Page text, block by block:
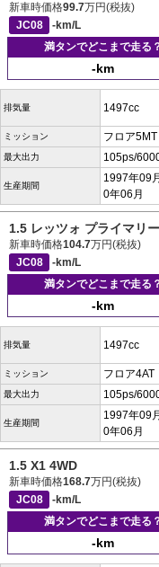
新車時価格99.7万円(税抜)
JC08
-km/L
満タンでどこまで走る
-km
排気量 1497cc
ミッション フロア5MT
最大出力 105ps/
生産期間
1997年09
0年06月
1.5 レッツォ プライマリー
新車時価格104.7万円(税抜)
JC08
-km/L
満タンでどこまで走る
-km
排気量 1497cc
ミッション フロア4AT
最大出力 105ps/
生産期間
1997年09
0年06月
1.5 X1 4WD
新車時価格168.7万円(税抜)
JC08
-km/L
満タンでどこまで走る
-km